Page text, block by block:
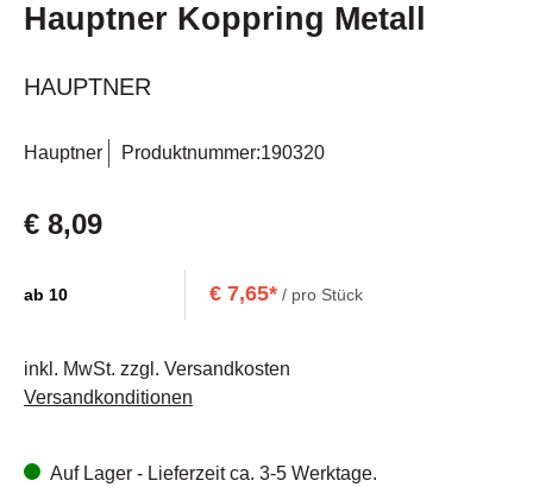
Hauptner Koppring Metall
HAUPTNER
Hauptner Produktnummer:190320
€ 8,09
ab 10 € 7,65*/ pro Stück
inkl. MwSt. zzgl. Versandkosten
Versandkonditionen
Auf Lager - Lieferzeit ca. 3-5 Werktage.